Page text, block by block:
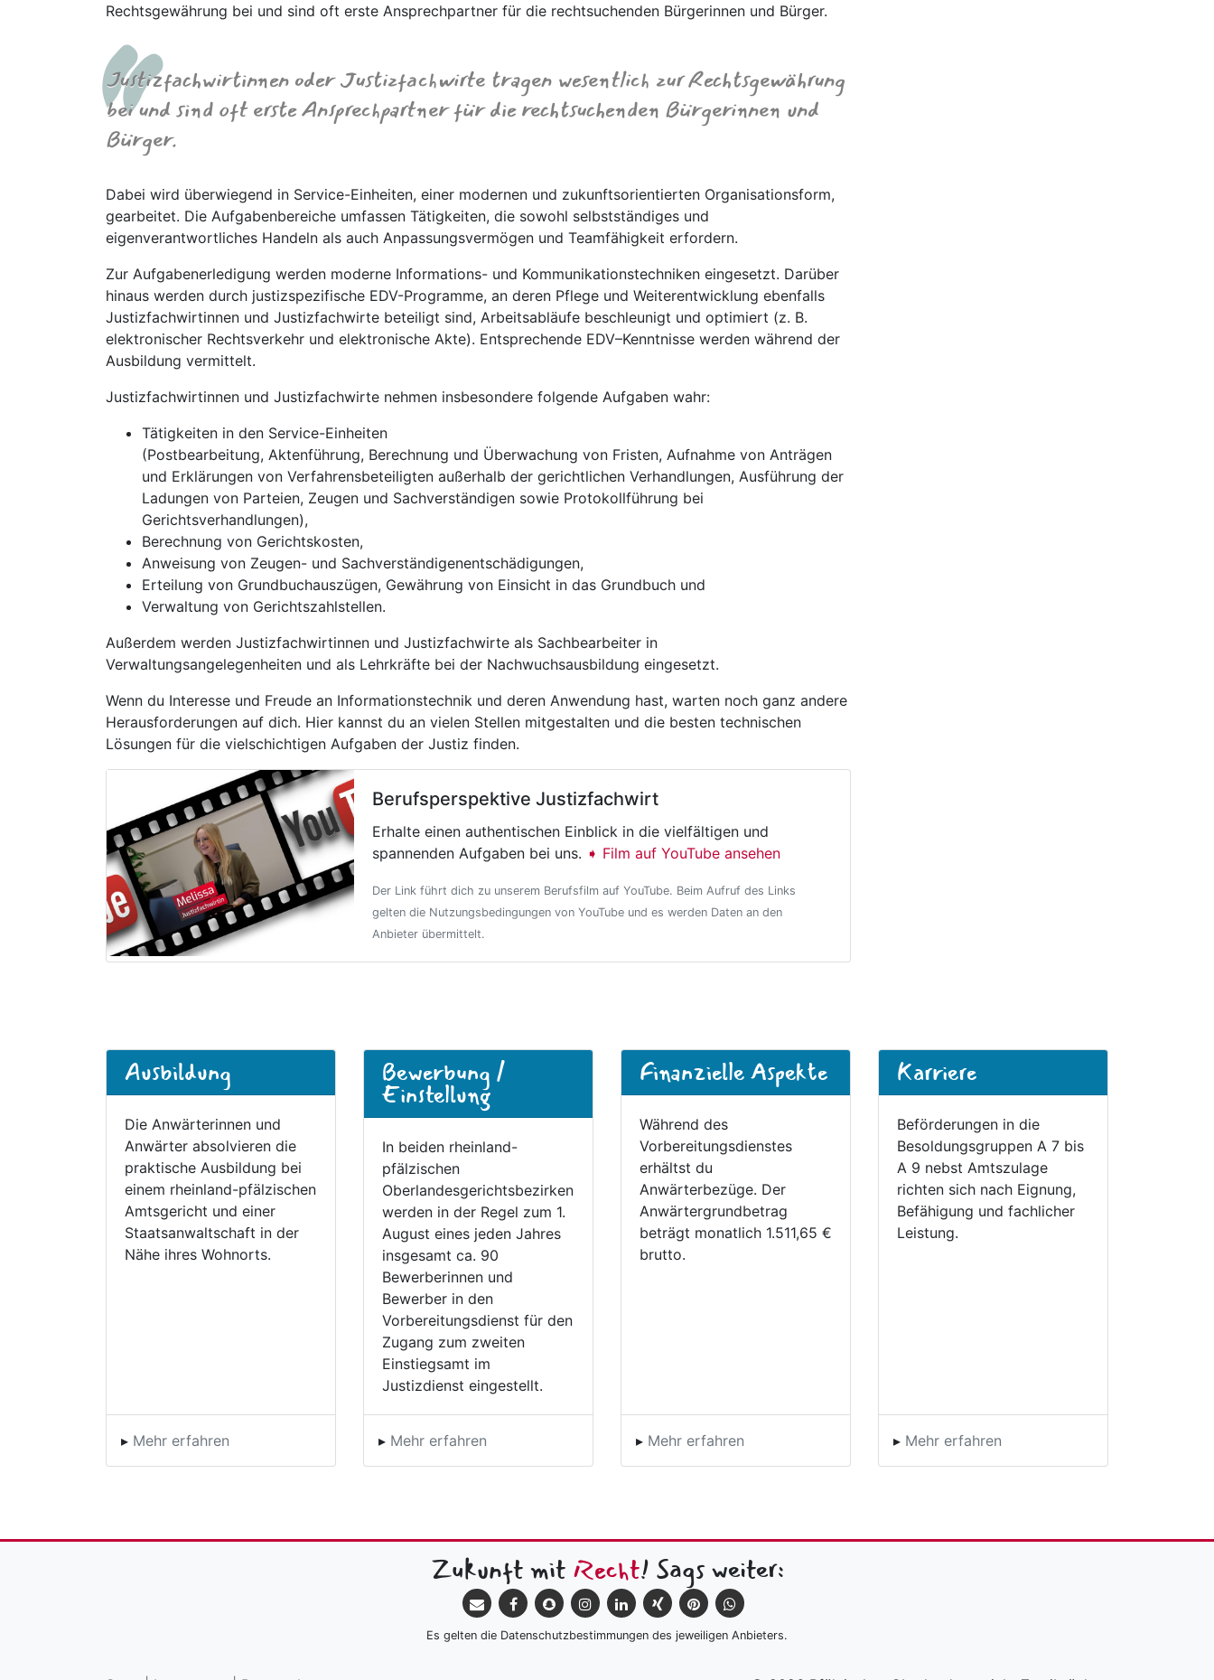
Rechtsgewährung bei und sind oft erste Ansprechpartner für die rechtsuchenden Bürgerinnen und Bürger.
Justizfachwirtinnen oder Justizfachwirte tragen wesentlich zur Rechtsgewährung
bei und sind oft erste Ansprechpartner für die rechtsuchenden Bürgerinnen und
Bürger.
Dabei wird überwiegend in Service-Einheiten, einer modernen und zukunftsorientierten Organisationsform,
gearbeitet. Die Aufgabenbereiche umfassen Tätigkeiten, die sowohl selbstständiges und
eigenverantwortliches Handeln als auch Anpassungsvermögen und Teamfähigkeit erfordern.
Zur Aufgabenerledigung werden moderne Informations- und Kommunikationstechniken eingesetzt. Darüber
hinaus werden durch justizspezifische EDV-Programme, an deren Pflege und Weiterentwicklung ebenfalls
Justizfachwirtinnen und Justizfachwirte beteiligt sind, Arbeitsabläufe beschleunigt und optimiert (z. B.
elektronischer Rechtsverkehr und elektronische Akte). Entsprechende EDV–Kenntnisse werden während der
Ausbildung vermittelt.
Justizfachwirtinnen und Justizfachwirte nehmen insbesondere folgende Aufgaben wahr:
Tätigkeiten in den Service-Einheiten
(Postbearbeitung, Aktenführung, Berechnung und Überwachung von Fristen, Aufnahme von Anträgen
und Erklärungen von Verfahrensbeteiligten außerhalb der gerichtlichen Verhandlungen, Ausführung der
Ladungen von Parteien, Zeugen und Sachverständigen sowie Protokollführung bei
Gerichtsverhandlungen),
Berechnung von Gerichtskosten,
Anweisung von Zeugen- und Sachverständigenentschädigungen,
Erteilung von Grundbuchauszügen, Gewährung von Einsicht in das Grundbuch und
Verwaltung von Gerichtszahlstellen.
Außerdem werden Justizfachwirtinnen und Justizfachwirte als Sachbearbeiter in
Verwaltungsangelegenheiten und als Lehrkräfte bei der Nachwuchsausbildung eingesetzt.
Wenn du Interesse und Freude an Informationstechnik und deren Anwendung hast, warten noch ganz andere
Herausforderungen auf dich. Hier kannst du an vielen Stellen mitgestalten und die besten technischen
Lösungen für die vielschichtigen Aufgaben der Justiz finden.
Berufsperspektive Justizfachwirt
Erhalte einen authentischen Einblick in die vielfältigen und
spannenden Aufgaben bei uns. ➧ Film auf YouTube ansehen
Der Link führt dich zu unserem Berufsfilm auf YouTube. Beim Aufruf des Links
gelten die Nutzungsbedingungen von YouTube und es werden Daten an den
Anbieter übermittelt.
Ausbildung
Die Anwärterinnen und
Anwärter absolvieren die
praktische Ausbildung bei
einem rheinland-pfälzischen
Amtsgericht und einer
Staatsanwaltschaft in der
Nähe ihres Wohnorts.
▸ Mehr erfahren
Bewerbung /
Einstellung
In beiden rheinland-
pfälzischen
Oberlandesgerichtsbezirken
werden in der Regel zum 1.
August eines jeden Jahres
insgesamt ca. 90
Bewerberinnen und
Bewerber in den
Vorbereitungsdienst für den
Zugang zum zweiten
Einstiegsamt im
Justizdienst eingestellt.
▸ Mehr erfahren
Finanzielle Aspekte
Während des
Vorbereitungsdienstes
erhältst du
Anwärterbezüge. Der
Anwärtergrundbetrag
beträgt monatlich 1.511,65 €
brutto.
▸ Mehr erfahren
Karriere
Beförderungen in die
Besoldungsgruppen A 7 bis
A 9 nebst Amtszulage
richten sich nach Eignung,
Befähigung und fachlicher
Leistung.
▸ Mehr erfahren
Zukunft mit Recht! Sags weiter:
Es gelten die Datenschutzbestimmungen des jeweiligen Anbieters.